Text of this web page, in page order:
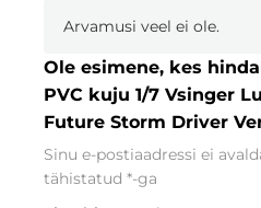
Arvamusi veel ei ole.
Ole esimene, kes
PVC kuju 1/7 Vsinger
Future Storm Driver
Sinu e-postiaadressi ei
tähistatud *-ga